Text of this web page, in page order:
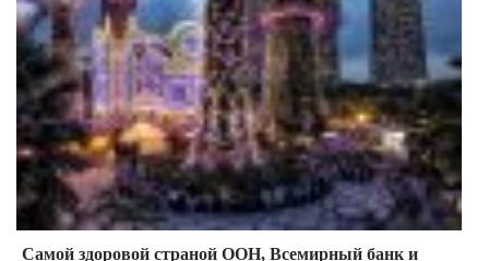
Самой здоровой страной ООН, Всемирный банк и